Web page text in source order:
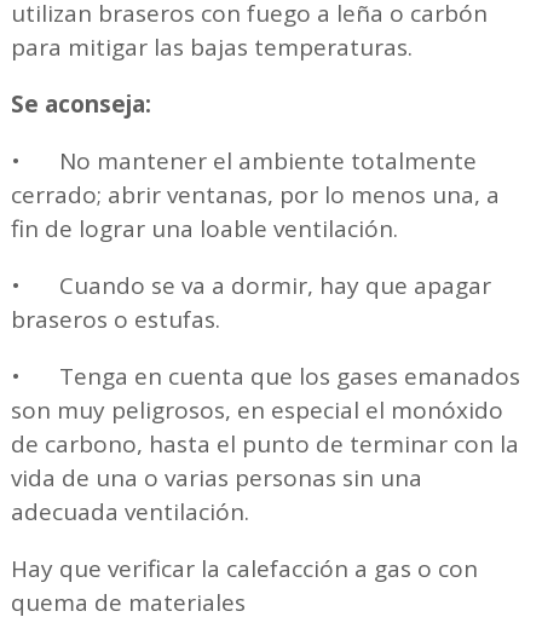
utilizan braseros con fuego a leña o carbón
para mitigar las bajas temperaturas.
Se aconseja:
•
No mantener el ambiente totalmente
cerrado; abrir ventanas, por lo menos una, a
fin de lograr una loable ventilación.
•
Cuando se va a dormir, hay que apagar
braseros o estufas.
•
Tenga en cuenta que los gases emanados
son muy peligrosos, en especial el monóxido
de carbono, hasta el punto de terminar con la
vida de una o varias personas sin una
adecuada ventilación.
Hay que verificar la calefacción a gas o con
quema de materiales